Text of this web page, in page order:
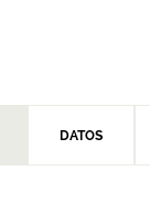
DATOS